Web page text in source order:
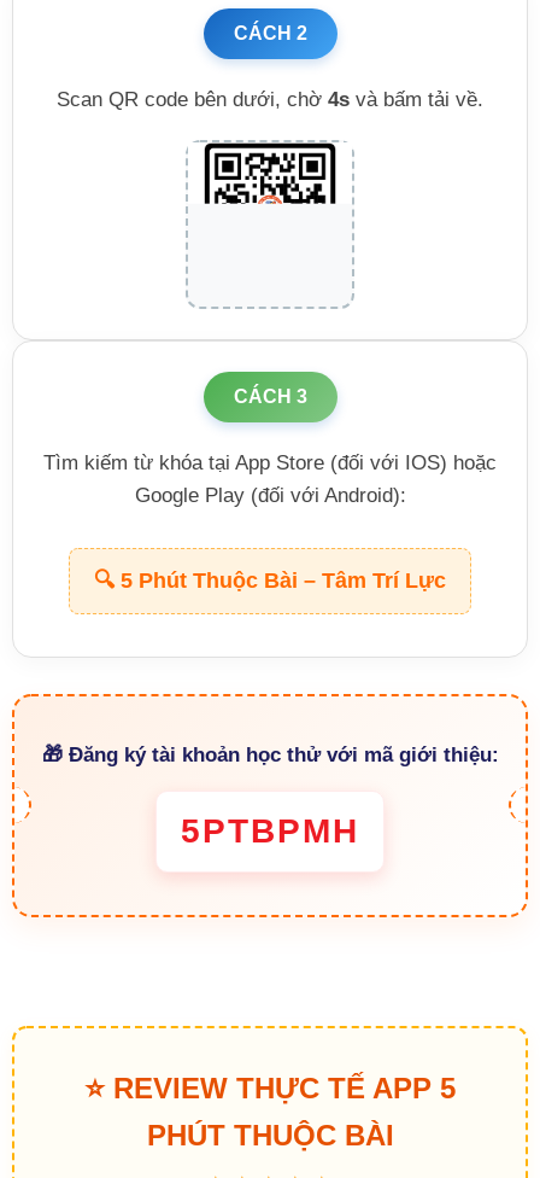
CÁCH 2
Scan QR code bên dưới, chờ 4s và bấm tải về.
CÁCH 3
Tìm kiếm từ khóa tại App Store (đối với IOS) hoặc
Google Play (đối với Android):
🔍 5 Phút Thuộc Bài – Tâm Trí Lực
🎁 Đăng ký tài khoản học thử với mã giới thiệu:
5PTBPMH
⭐ REVIEW THỰC TẾ APP 5
PHÚT THUỘC BÀI